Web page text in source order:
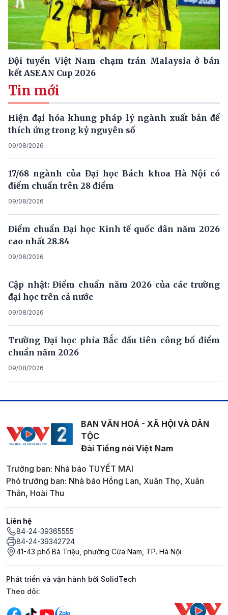
Đội tuyển Việt Nam chạm trán Malaysia ở bán
kết ASEAN Cup 2026
Tin mới
Hiện đại hóa khung pháp lý ngành xuất bản để
thích ứng trong kỷ nguyên số
09/08/2026
17/68 ngành của Đại học Bách khoa Hà Nội có
điểm chuẩn trên 28 điểm
09/08/2026
Điểm chuẩn Đại học Kinh tế quốc dân năm 2026
cao nhất 28.84
09/08/2026
Cập nhật: Điểm chuẩn năm 2026 của các trường
đại học trên cả nước
09/08/2026
Trường Đại học phía Bắc đầu tiên công bố điểm
chuẩn năm 2026
09/08/2026
BAN VĂN HOÁ - XÃ HỘI VÀ DÂN
TỘC
Đài Tiếng nói Việt Nam
Trưởng ban: Nhà báo TUYẾT MAI
Phó trưởng ban: Nhà báo Hồng Lan, Xuân Thọ, Xuân
Thân, Hoài Thu
Liên hệ
84-24-39365555
84-24-39342724
41-43 phố Bà Triệu, phường Cửa Nam, TP. Hà Nội
Phát triển và vận hành bởi SolidTech
Mạng xã hội
Theo dõi: